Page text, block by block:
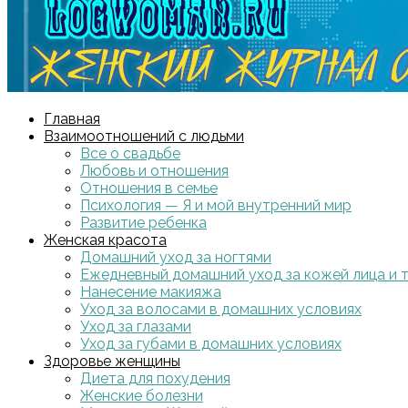
Главная
Взаимоотношений с людьми
Все о свадьбе
Любовь и отношения
Отношения в семье
Психология — Я и мой внутренний мир
Развитие ребенка
Женская красота
Домашний уход за ногтями
Ежедневный домашний уход за кожей лица и
Нанесение макияжа
Уход за волосами в домашних условиях
Уход за глазами
Уход за губами в домашних условиях
Здоровье женщины
Диета для похудения
Женские болезни